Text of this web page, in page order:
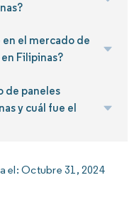
en el mercado de
Filipinas?
de paneles
y cuál fue el
el:Octubre 31, 2024